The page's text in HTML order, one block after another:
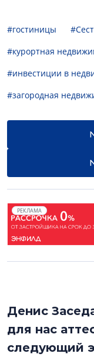
#гостиницы
#курортная
#инвестиции в
#загородная
РЕКЛАМА
Денис
для нас
следующий